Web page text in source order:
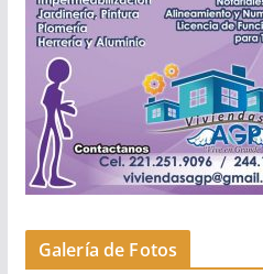
Galería de Fotos